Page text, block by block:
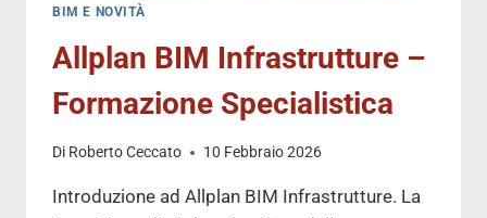
BIM E NOVITÀ
Allplan BIM Infrastrutture –
Formazione Specialistica
Di Roberto Ceccato 10 Febbraio 2026
Introduzione ad Allplan BIM Infrastrutture. La